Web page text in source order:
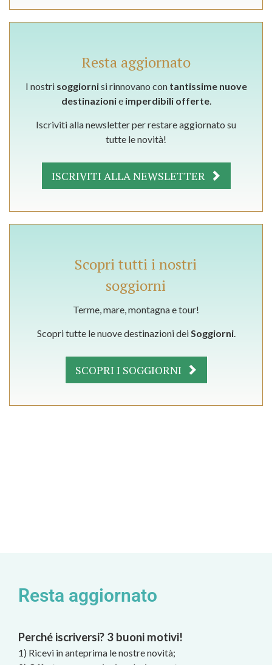
Resta aggiornato
I nostri soggiornisi rinnovano con tantissime nuove
destinazionie imperdibili offerte.
Iscriviti alla newsletter per restare aggiornato su
tutte le novità!
ISCRIVITI ALLA NEWSLETTER
Scopri tutti i nostri
soggiorni
Terme, mare, montagna e tour!
Scopri tutte le nuove destinazioni deiSoggiorni.
SCOPRI I SOGGIORNI
Resta aggiornato
Perché iscriversi? 3 buoni motivi!
1) Ricevi in anteprima le nostre novità;